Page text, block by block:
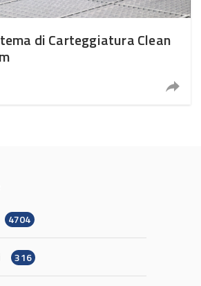
di Carteggiatura Clean
4704
316